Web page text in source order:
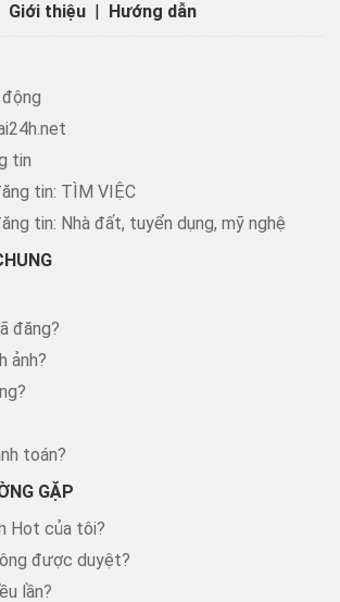
Giới thiệu | Hướng dẫn
tin
tin: TÌM VIỆC
tin: Nhà đất, tuyển dụng, mỹ nghệ
đăng?
ảnh?
toán?
GẶP
Hot của tôi?
được duyệt?
lần?